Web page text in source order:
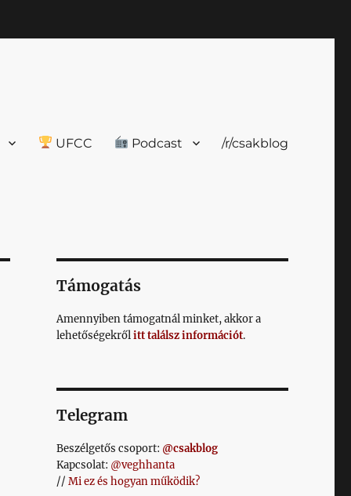
UFCC Podcast /r/csakblog
Támogatás
Amennyiben támogatnál minket, akkor a
lehetőségekrőlitt találsz információt.
Telegram
Beszélgetős csoport: @csakblog
Kapcsolat: @veghhanta
// Mi ez és hogyan működik?